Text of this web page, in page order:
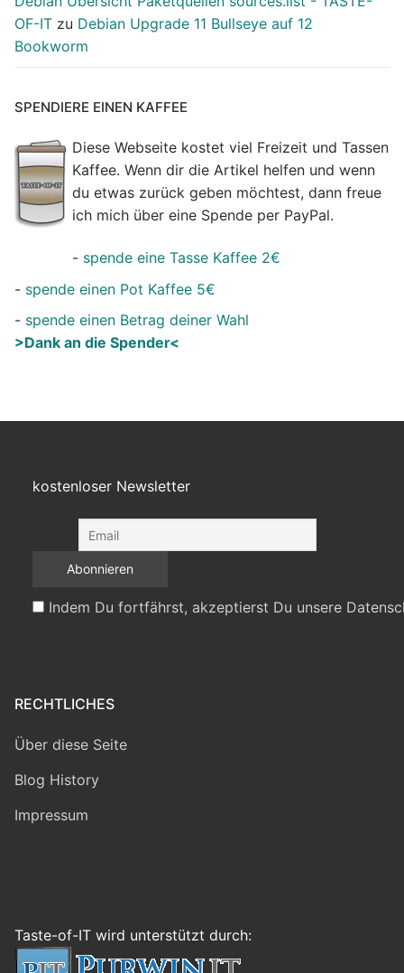
OF-IT zu Debian Upgrade 11 Bullseye auf 12
Bookworm
SPENDIERE EINEN KAFFEE
Diese Webseite kostet viel Freizeit und Tassen
Kaffee. Wenn dir die Artikel helfen und wenn
du etwas zurück geben möchtest, dann freue
ich mich über eine Spende per PayPal.
- spende eine Tasse Kaffee 2€
- spende einen Pot Kaffee 5€
- spende einen Betrag deiner Wahl
>Dank an die Spender<
kostenloser Newsletter
Indem Du fortfährst, akzeptierst Du unsere
RECHTLICHES
Über diese Seite
Blog History
Impressum
Taste-of-IT wird unterstützt durch: